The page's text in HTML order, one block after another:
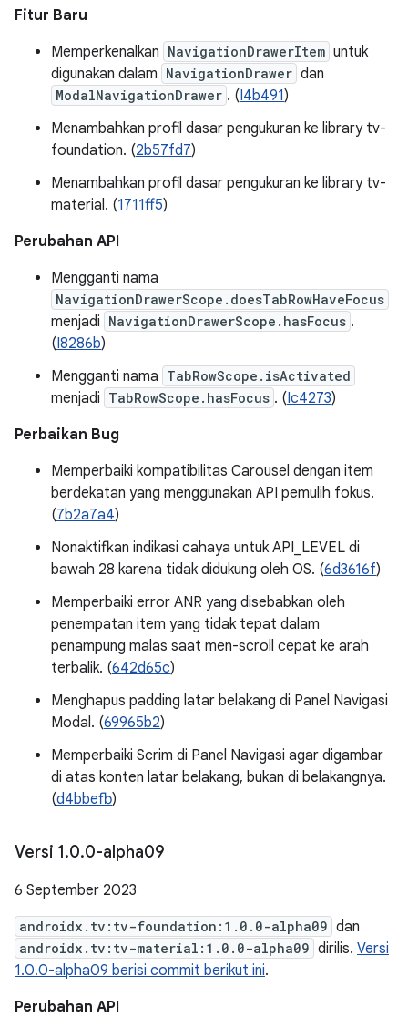
Fitur Baru
Memperkenalkan NavigationDrawerItem untuk
digunakan dalam NavigationDrawer dan
ModalNavigationDrawer . (I4b491)
Menambahkan profil dasar pengukuran ke library tv-
foundation. (2b57fd7)
Menambahkan profil dasar pengukuran ke library tv-
material. (1711ff5)
Perubahan API
Mengganti nama
NavigationDrawerScope.doesTabRowHaveFocus
menjadi NavigationDrawerScope.hasFocus .
(I8286b)
Mengganti nama TabRowScope.isActivated
menjadi TabRowScope.hasFocus . (Ic4273)
Perbaikan Bug
Memperbaiki kompatibilitas Carousel dengan item
berdekatan yang menggunakan API pemulih fokus.
(7b2a7a4)
Nonaktifkan indikasi cahaya untuk API_LEVEL di
bawah 28 karena tidak didukung oleh OS. (6d3616f)
Memperbaiki error ANR yang disebabkan oleh
penempatan item yang tidak tepat dalam
penampung malas saat men-scroll cepat ke arah
terbalik. (642d65c)
Menghapus padding latar belakang di Panel Navigasi
Modal. (69965b2)
Memperbaiki Scrim di Panel Navigasi agar digambar
di atas konten latar belakang, bukan di belakangnya.
(d4bbefb)
Versi 1.0.0-alpha09
6 September 2023
androidx.tv:tv-foundation:1.0.0-alpha09 dan
androidx.tv:tv-material:1.0.0-alpha09 dirilis. Versi
1.0.0-alpha09 berisi commit berikut ini.
Perubahan API